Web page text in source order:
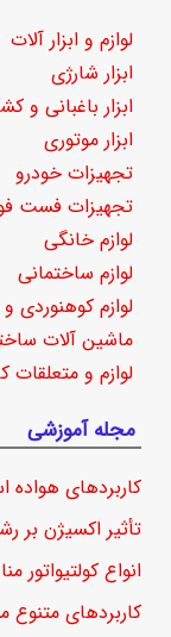
لوازم و ابزار آلات
ابزار شارژی
ابزار باغبانی و
ابزار موتوری
تجهیزات خودرو
تجهیزات فست
لوازم خانگی
لوازم ساختمانی
لوازم کوهنوردی
ماشین آلات
لوازم و متعلقات
مجله آموزشی
کاربردهای
تأثیر اکسیژن بر
انواع
کاربردهای متنوع